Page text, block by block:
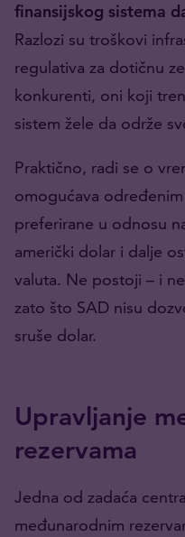
finansijskog sistema
Razlozi su troškovi
regulativa za dotičnu
konkurenti, oni koji
sistem žele da održe
Praktično, radi se o
omogućava
preferirane u odnosu
američki dolar i dalje
valuta. Ne postoji – i
zato što SAD nisu
sruše dolar.
Upravljanje
rezervama
Jedna od zadaća
međunarodnim